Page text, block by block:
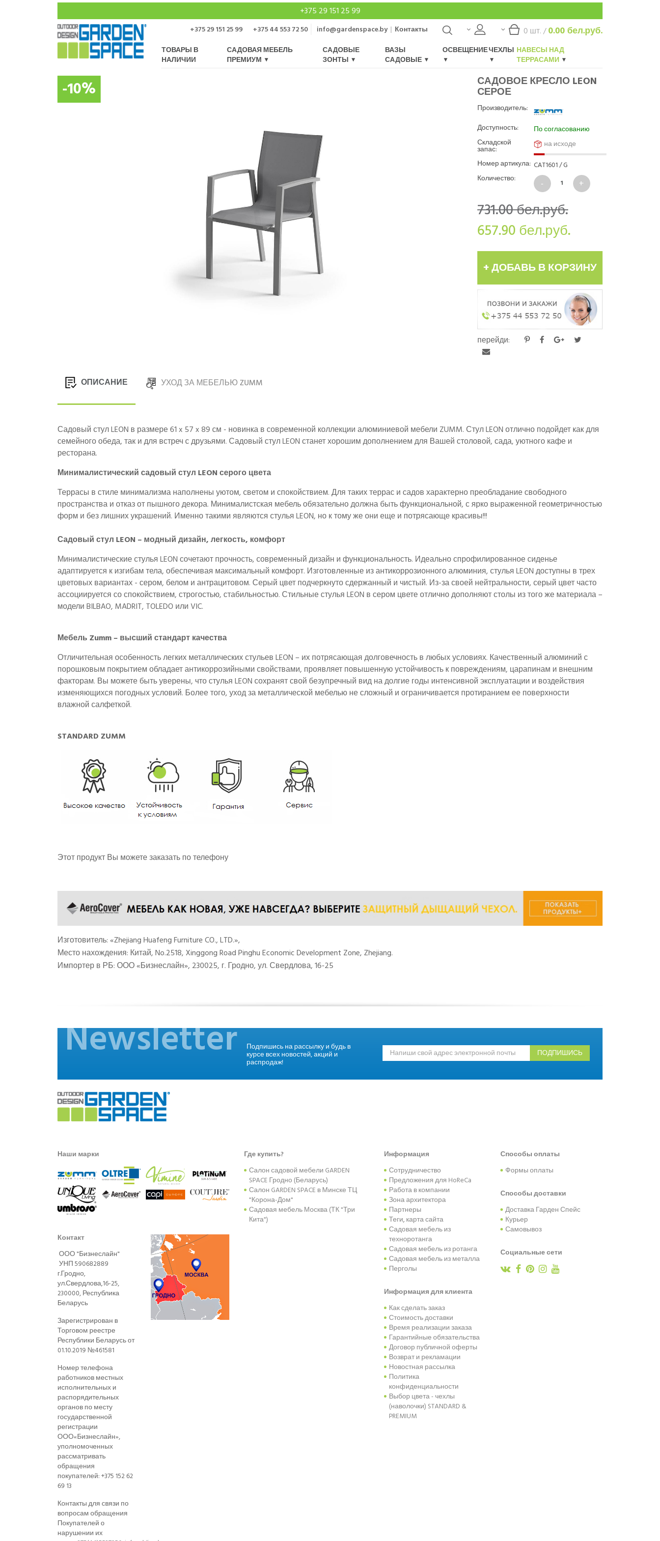
+375 29 151 25 99
+375 29 151 25 99 +375 44 553 72 50 info@gardenspace.by| Контакты 0 шт. /0.00бел.руб.
ТОВАРЫ В
НАЛИЧИИ
САДОВАЯ МЕБЕЛЬ
ПРЕМИУМ
САДОВЫЕ
ЗОНТЫ
ВАЗЫ
САДОВЫЕ
ОСВЕЩЕНИЕЧЕХЛЫ НАВЕСЫ НАД
ТЕРРАСАМИ
-10% САДОВОЕ КРЕСЛО LEON
СЕРОЕ
Производитель:
Доступность:
По согласованию
Складской
запас:
на исходе
Номер артикула: CAT1601 / G
Количество:
731.00бел.руб.
657.90 бел.руб.
+ ДОБАВЬ В КОРЗИНУ
перейди:
ОПИСАНИЕ УХОД ЗА МЕБЕЛЬЮ ZUMM
Садовый стул LEON в размере 61 x 57 x 89 см - новинка в современной коллекции алюминиевой мебели ZUMM. Стул LEON отлично подойдет как для
семейного обеда, так и для встреч с друзьями. Садовый стул LEON станет хорошим дополнением для Вашей столовой, сада, уютного кафе и
ресторана.
Минималистический садовый стул LEON серого цвета
Террасы в стиле минимализма наполнены уютом, светом и спокойствием. Для таких террас и садов характерно преобладание свободного
пространства и отказ от пышного декора. Минималистская мебель обязательно должна быть функциональной, с ярко выраженной геометричностью
форм и без лишних украшений. Именно такими являются стулья LEON, но к тому же они еще и потрясающе красивы!!!
Садовый стул LEON – модный дизайн, легкость, комфорт
Минималистические стулья LEON сочетают прочность, современный дизайн и функциональность. Идеально спрофилированное сиденье
адаптируется к изгибам тела, обеспечивая максимальный комфорт. Изготовленные из антикоррозионного алюминия, стулья LEON доступны в трех
цветовых вариантах - сером, белом и антрацитовом. Серый цвет подчеркнуто сдержанный и чистый. Из-за своей нейтральности, серый цвет часто
ассоциируется со спокойствием, строгостью, стабильностью. Стильные стулья LEON в сером цвете отлично дополняют столы из того же материала –
модели BILBAO, MADRIT, TOLEDO или VIC.
Мебель Zumm – высший стандарт качества
Отличительная особенность легких металлических стульев LEON – их потрясающая долговечность в любых условиях. Качественный алюминий с
порошковым покрытием обладает антикоррозийными свойствами, проявляет повышенную устойчивость к повреждениям, царапинам и внешним
факторам. Вы можете быть уверены, что стулья LEON сохранят свой безупречный вид на долгие годы интенсивной эксплуатации и воздействия
изменяющихся погодных условий. Более того, уход за металлической мебелью не сложный и ограничивается протиранием ее поверхности
влажной салфеткой.
STANDARD ZUMM
Этот продукт Вы можете заказать по телефону
Изготовитель: «Zhejiang Huafeng Furniture CO., LTD.»,
Место нахождения: Китай, No.2518, Xinggong Road Pinghu Economic Development Zone, Zhejiang.
Импортер в РБ:ООО «Бизнеслайн», 230025, г. Гродно, ул. Свердлова, 16-25
Newsletter Подпишись на рассылку и будь в
курсе всех новостей, акций и
распродаж!
ПОДПИШИСЬ
Наши марки
Контакт
ООО "Бизнеслайн"
УНП 590682889
г.Гродно,
ул.Свердлова,16-25,
230000, Республика
Беларусь
Зарегистрирован в
Торговом реестре
Республики Беларусь от
01.10.2019 №461581
Номер телефона
работников местных
исполнительных и
распорядительных
органов по месту
государственной
регистрации
ООО«Бизнеслайн»,
уполномоченных
рассматривать
обращения
покупателей: +375 152 62
69 13
Контакты для связи по
вопросам обращения
Покупателей о
нарушении их
Где купить?
Салон садовой мебели GARDEN
SPACE Гродно (Беларусь)
Салон GARDEN SPACE в Минске ТЦ
"Корона-Дом"
Садовая мебель Москва (ТК "Три
Кита")
Информация
Сотрудничество
Предложения для HoReCa
Работа в компании
Зона архитектора
Партнеры
Теги,карта сайта
Садовая мебель из
техноротанга
Садовая мебель из ротанга
Садовая мебель из металла
Перголы
Информация для клиента
Как сделать заказ
Стоимость доставки
Время реализации заказа
Гарантийные обязательства
Договор публичной оферты
Возврат и рекламации
Новостная рассылка
Политика
конфиденциальности
Выбор цвета - чехлы
(наволочки) STANDARD &
PREMIUM
Способы оплаты
Формы оплаты
Способы доставки
Доставка Гарден Спейс
Курьер
Самовывоз
Социальные сети